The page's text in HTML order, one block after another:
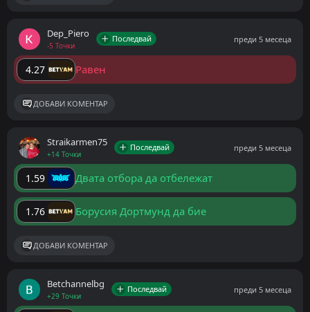
Dep_Piero
-5 Точки
Последвай преди 5 месеца
4.27 Равен
ДОБАВИ КОМЕНТАР
Straikarmen75
+14 Точки
Последвай преди 5 месеца
1.59 Двата отбора да отбележат
1.76 Борусия Дортмунд да бие
ДОБАВИ КОМЕНТАР
Betchannelbg
+29 Точки
Последвай преди 5 месеца